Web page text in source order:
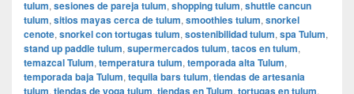
tulum, sesiones de pareja tulum, shopping tulum, shuttle cancun
tulum, sitios mayas cerca de tulum, smoothies tulum, snorkel
cenote, snorkel con tortugas tulum, sostenibilidad tulum, spa Tulum,
stand up paddle tulum, supermercados tulum, tacos en tulum,
temazcal Tulum, temperatura tulum, temporada alta Tulum,
temporada baja Tulum, tequila bars tulum, tiendas de artesania
tulum, tiendas de yoga tulum, tiendas en Tulum, tortugas en tulum,